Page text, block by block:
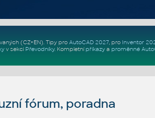
(CZ+EN). Tipy pro AutoCAD 2027, pro Inventor
v sekci Převodníky. Kompletní příkazya proměnné
fórum, poradna